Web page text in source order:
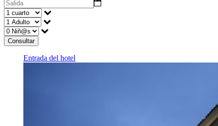
Consultar
Entrada del hotel